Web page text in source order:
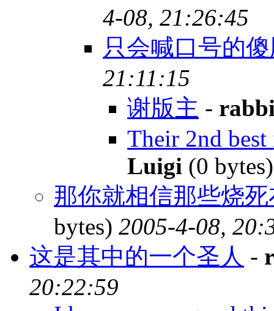
4-08, 21:26:45
只会喊口号的
21:11:15
谢版主 -
Their 2nd
Luigi (0
那你就相信那些烧
bytes) 2005-4-08,
这是其中的一个圣人 -
20:22:59